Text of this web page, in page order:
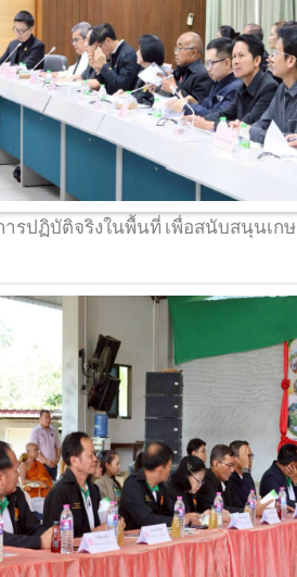
รปฏิบัติจริงในพื้นที่ เพื่อสนับสนุน